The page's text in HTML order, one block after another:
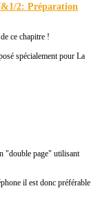
2: Préparation
ce chapitre !
spécialement pour La
"double page" utilisant
il est donc préférable